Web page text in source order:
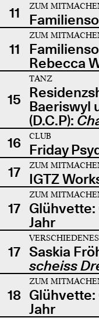
11
ZUM
11
ZUM
Rebecca
15
TANZ
Baeriswyl
(D.C.P):
16
CLUB
Friday
17
ZUM
IGTZ
17
ZUM
Jahr
17
VERSCHIEDENES
Saskia
scheiss
18
ZUM
Jahr